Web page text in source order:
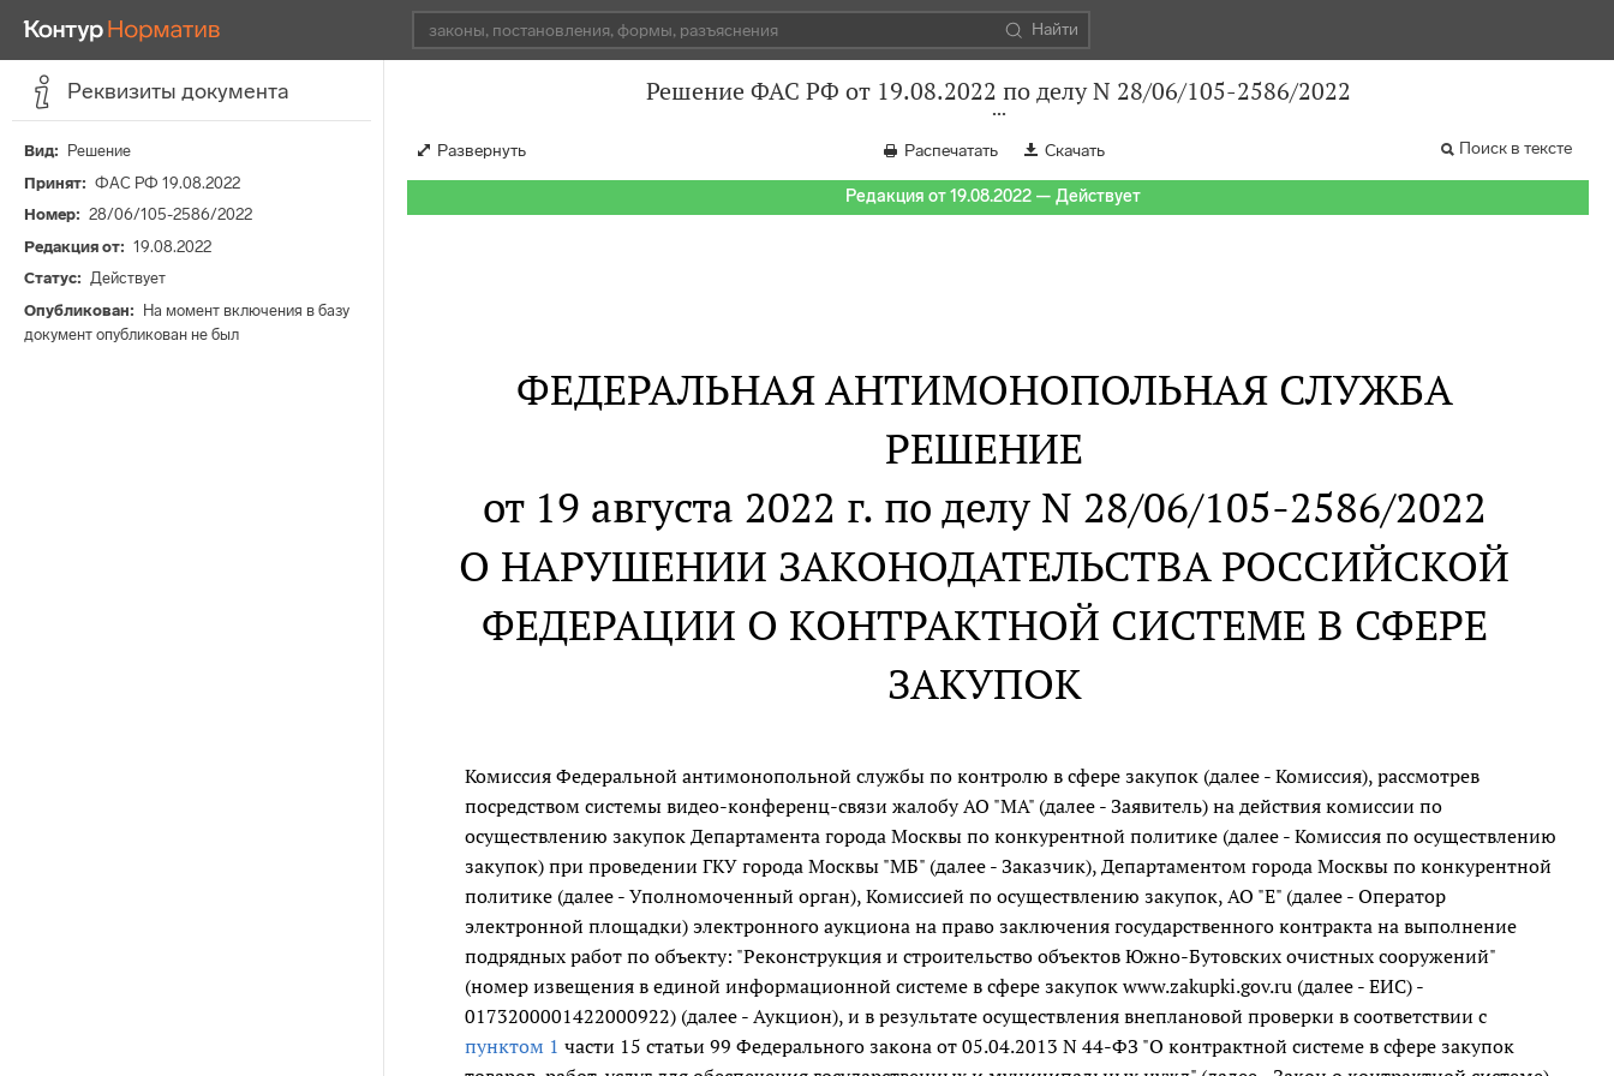
Найти
Реквизиты документа
Вид
Решение
Принят
ФАС РФ 19.08.2022
Номер
28/06/105-2586/2022
Редакция от
19.08.2022
Статус
Действует
Опубликован
На момент включения в базу
документ опубликован не был
Решение ФАС РФ от 19.08.2022 по делу N 28/06/105-2586/2022
Развернуть Распечатать Скачать Поиск в тексте
Редакция от 19.08.2022 — Действует
ФЕДЕРАЛЬНАЯ АНТИМОНОПОЛЬНАЯ СЛУЖБА
РЕШЕНИЕ
от 19 августа 2022 г. по делу N 28/06/105-2586/2022
О НАРУШЕНИИ ЗАКОНОДАТЕЛЬСТВА РОССИЙСКОЙ
ФЕДЕРАЦИИ О КОНТРАКТНОЙ СИСТЕМЕ В СФЕРЕ
ЗАКУПОК
Комиссия Федеральной антимонопольной службы по контролю в сфере закупок (далее - Комиссия), рассмотрев
посредством системы видео-конференц-связи жалобу АО "МА" (далее - Заявитель) на действия комиссии по
осуществлению закупок Департамента города Москвы по конкурентной политике (далее - Комиссия по осуществлению
закупок) при проведении ГКУ города Москвы "МБ" (далее - Заказчик), Департаментом города Москвы по конкурентной
политике (далее - Уполномоченный орган), Комиссией по осуществлению закупок, АО "Е" (далее - Оператор
электронной площадки) электронного аукциона на право заключения государственного контракта на выполнение
подрядных работ по объекту: "Реконструкция и строительство объектов Южно-Бутовских очистных сооружений"
(номер извещения в единой информационной системе в сфере закупок www.zakupki.gov.ru (далее - ЕИС) -
0173200001422000922) (далее - Аукцион), и в результате осуществления внеплановой проверки в соответствии с
пунктом 1 части 15 статьи 99 Федерального закона от 05.04.2013 N 44-ФЗ "О контрактной системе в сфере закупок